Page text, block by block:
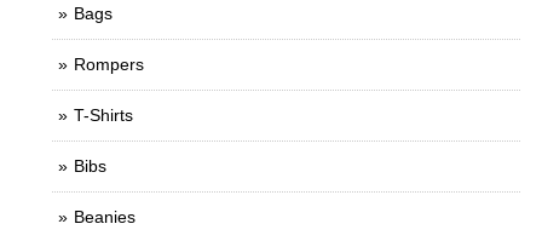
Bags
Rompers
T-Shirts
Bibs
Beanies